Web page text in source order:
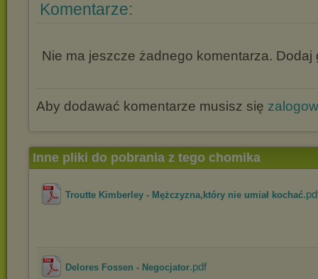
Komentarze:
Nie ma jeszcze żadnego komentarza. Dodaj
Aby dodawać komentarze musisz się
Inne pliki do pobrania z tego chomika
Troutte Kimberley - Mężczyzna,który nie umiał kochać
Delores Fossen - Negocjator.pdf